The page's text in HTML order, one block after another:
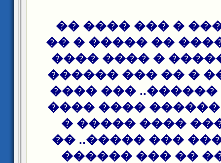
��� ��� ��� �
����� � ����� ��
����: �� ����� �
���� ����� � ��
� ���� ��
�� ��� �� ������
���� �����
����� ����� ���
�� ������ ��